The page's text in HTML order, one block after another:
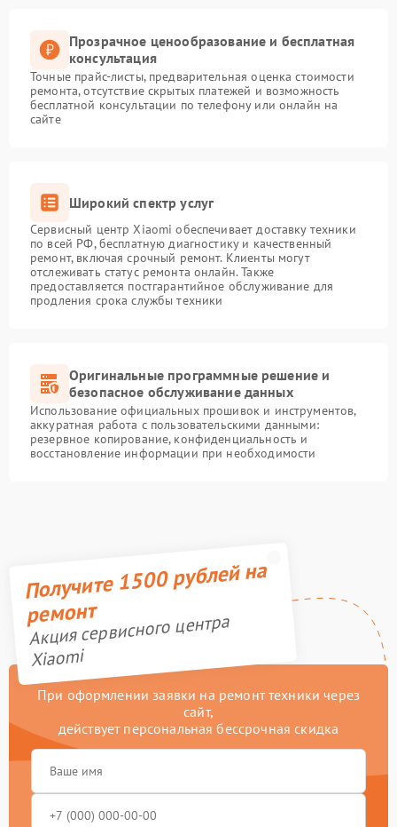
Прозрачное ценообразование и бесплатная
консультация
Точные прайс-листы, предварительная оценка стоимости
ремонта, отсутствие скрытых платежей и возможность
бесплатной консультации по телефону или онлайн на
сайте
Широкий спектр услуг
Сервисный центр Xiaomi обеспечивает доставку техники
по всей РФ, бесплатную диагностику и качественный
ремонт, включая срочный ремонт. Клиенты могут
отслеживать статус ремонта онлайн. Также
предоставляется постгарантийное обслуживание для
продления срока службы техники
Оригинальные программные решение и
безопасное обслуживание данных
Использование официальных прошивок и инструментов,
аккуратная работа с пользовательскими данными:
резервное копирование, конфиденциальность и
восстановление информации при необходимости
Получите 1500 рублей на
ремонт
Акция сервисного центра
Xiaomi
При оформлении заявки на ремонт техники через
сайт,
действует персональная бессрочная скидка